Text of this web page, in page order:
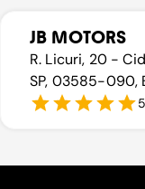
JB MOTORS
R. Licuri, 20 -
SP, 03585-090,
5